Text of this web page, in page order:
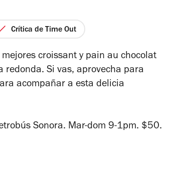
Crítica de Time Out
croissant y pain au chocolat
redonda. Si vas, aprovecha para
acompañar a esta delicia
Sonora. Mar-dom 9-1pm. $50.